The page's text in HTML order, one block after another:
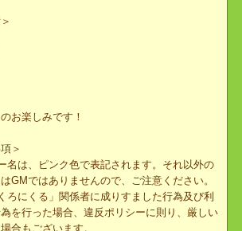
（ゴエボーン、スケルトノを召喚）
ウベ
＞
のお楽しみです！
項＞